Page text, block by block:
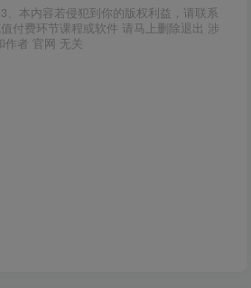
本内容若侵犯到你的版权利益，请联系
付费环节课程或软件 请马上删除退出 涉
作者 官网 无关